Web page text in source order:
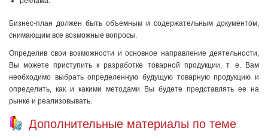
Бизнес-план должен быть объемным и содержательным документом,
снимающим все возможные вопросы.
Определив свои возможности и основное направление деятельности,
Вы можете приступить к разработке товарной продукции, т. е. Вам
необходимо выбрать определенную будущую товарную продукцию и
определить, как и какими методами Вы будете представлять ее на
рынке и реализовывать.
Дополнительные материалы по теме